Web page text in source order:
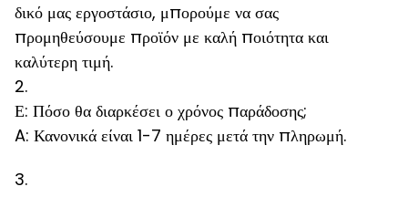
δικό μας εργοστάσιο, μπορούμε να σας
προμηθεύσουμε προϊόν με καλή ποιότητα και
καλύτερη τιμή.
2.
Ε: Πόσο θα διαρκέσει ο χρόνος παράδοσης;
A: Κανονικά είναι 1-7 ημέρες μετά την πληρωμή.
3.